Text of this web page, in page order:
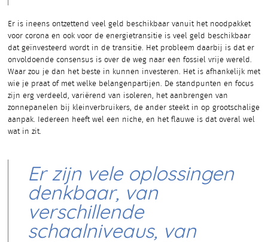
Er is ineens ontzettend veel geld beschikbaar vanuit het noodpakket
voor corona en ook voor de energietransitie is veel geld beschikbaar
dat geïnvesteerd wordt in de transitie. Het probleem daarbij is dat er
onvoldoende consensus is over de weg naar een fossiel vrije wereld.
Waar zou je dan het beste in kunnen investeren. Het is afhankelijk met
wie je praat of met welke belangenpartijen. De standpunten en focus
zijn erg verdeeld, variërend van isoleren, het aanbrengen van
zonnepanelen bij kleinverbruikers, de ander steekt in op grootschalige
aanpak. Iedereen heeft wel een niche, en het flauwe is dat overal wel
wat in zit.
Er zijn vele oplossingen
denkbaar, van
verschillende
schaalniveaus, van